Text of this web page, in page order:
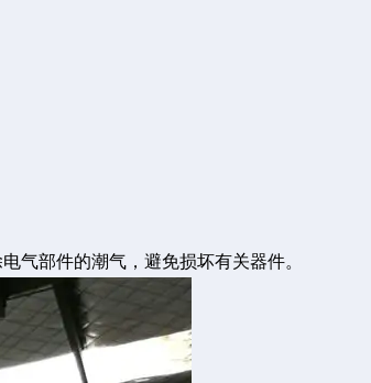
气部件的潮气，避免损坏有关器件。